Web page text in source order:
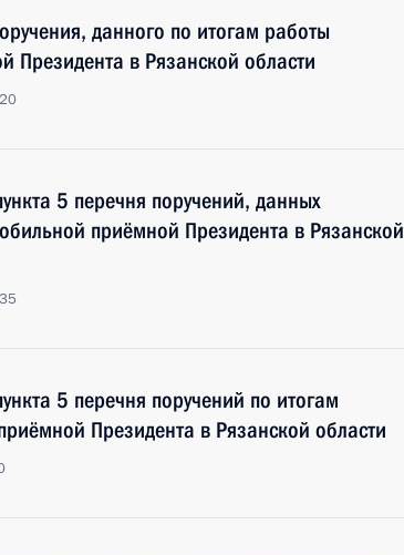
данного по итогам работы
Президента в Рязанской области
5 перечня поручений, данных
приёмной Президента в Рязанской
5 перечня поручений по итогам
Президента в Рязанской области